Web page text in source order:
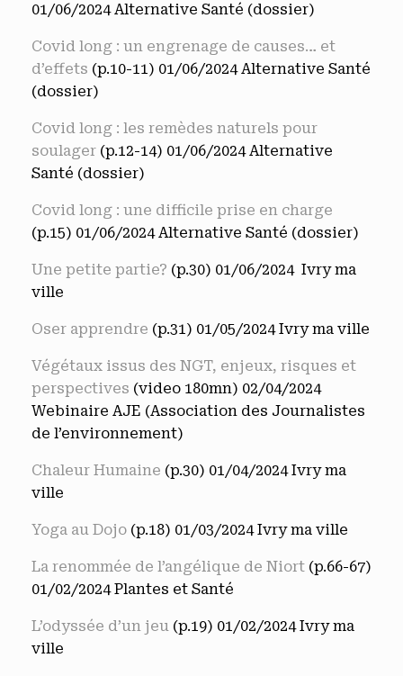
01/06/2024 Alternative Santé (dossier)
Covid long : un engrenage de causes… et
d’effets (p.10-11) 01/06/2024 Alternative Santé
(dossier)
Covid long : les remèdes naturels pour
soulager (p.12-14) 01/06/2024 Alternative
Santé (dossier)
Covid long : une difficile prise en charge
(p.15) 01/06/2024 Alternative Santé (dossier)
Une petite partie? (p.30) 01/06/2024 Ivry ma
ville
Oser apprendre (p.31) 01/05/2024 Ivry ma ville
Végétaux issus des NGT, enjeux, risques et
perspectives (video 180mn) 02/04/2024
Webinaire AJE (Association des Journalistes
de l’environnement)
Chaleur Humaine (p.30) 01/04/2024 Ivry ma
ville
Yoga au Dojo (p.18) 01/03/2024 Ivry ma ville
La renommée de l’angélique de Niort (p.66-67)
01/02/2024 Plantes et Santé
L’odyssée d’un jeu (p.19) 01/02/2024 Ivry ma
ville